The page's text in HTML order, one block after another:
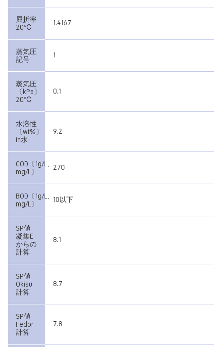
屈折率
20℃
1.4167
蒸気圧
記号
1
蒸気圧
〔kPa〕
20℃
0.1
水溶性
〔wt%〕
in水
9.2
COD〔1g/L、
mg/L〕
270
BOD〔1g/L、
mg/L〕
10以下
SP値
凝集E
からの
計算
8.1
SP値
Okisu
計算
8.7
SP値
Fedor
計算
7.8